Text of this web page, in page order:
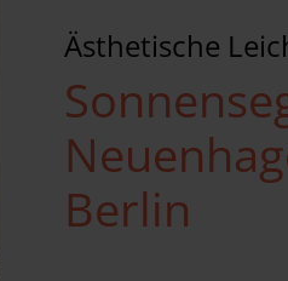
Ästhetische
Berlin